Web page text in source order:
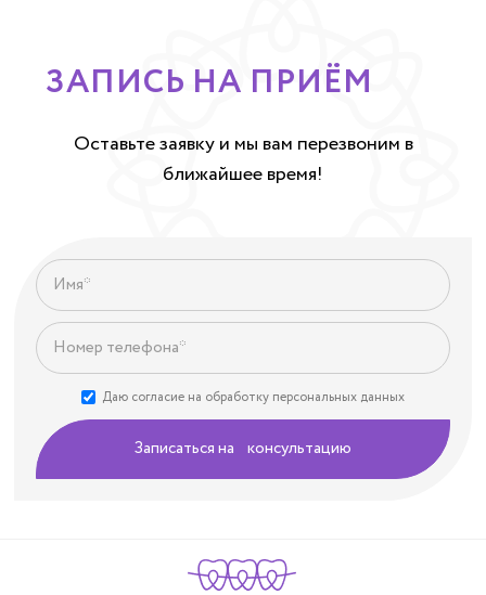
ЗАПИСЬ НА ПРИЁМ
Оставьте заявку и мы вам перезвоним в
ближайшее время!
Даю согласие на обработку персональных данных
Записаться на консультацию